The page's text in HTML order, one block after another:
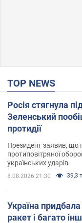
TOP NEWS
Росія стягнула
Зеленський
протидії
Президент заявив, що
протиповітряної
українських ударів
8.08.2026 21:30 39,3
Україна
ракет і багато